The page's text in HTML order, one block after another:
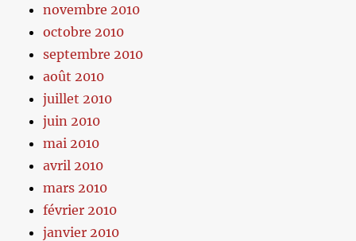
novembre 2010
octobre 2010
septembre 2010
août 2010
juillet 2010
juin 2010
mai 2010
avril 2010
mars 2010
février 2010
janvier 2010